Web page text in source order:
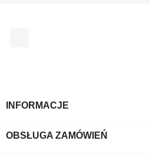
INFORMACJE
OBSŁUGA ZAMÓWIEŃ